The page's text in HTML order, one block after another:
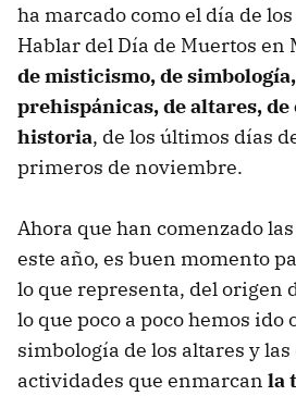
ha marcado como el día de
Hablar del Día de Muertos en
de misticismo, de
prehispánicas, de altares, de
historia, de los últimos días
primeros de noviembre.
Ahora que han comenzado
este año, es buen momento
lo que representa, del origen
lo que poco a poco hemos ido
simbología de los altares y
actividades que enmarcan la